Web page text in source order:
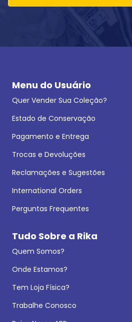
Menu do Usuário
Quer Vender Sua Coleção?
Estado de Conservação
Pagamento e Entrega
Trocas e Devoluções
Reclamações e Sugestões
International Orders
Perguntas Frequentes
Tudo Sobre a Rika
Quem Somos?
Onde Estamos?
Tem Loja Física?
Trabalhe Conosco